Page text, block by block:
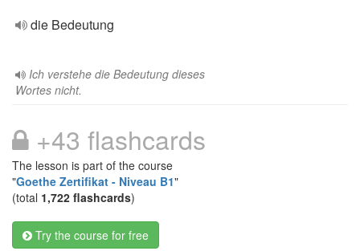
die Bedeutung
Ich verstehe die Bedeutung dieses
Wortes nicht.
+43 flashcards
The lesson is part of the course
"Goethe Zertifikat - Niveau B1"
(total 1,722 flashcards)
Try the course for free